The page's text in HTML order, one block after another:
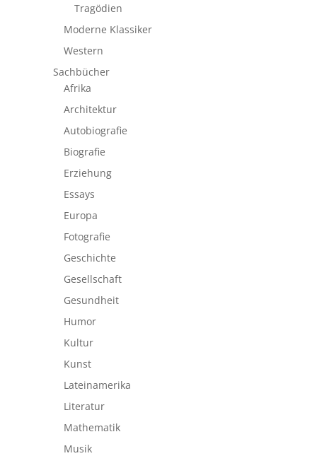
Tragödien
Moderne Klassiker
Western
Sachbücher
Afrika
Architektur
Autobiografie
Biografie
Erziehung
Essays
Europa
Fotografie
Geschichte
Gesellschaft
Gesundheit
Humor
Kultur
Kunst
Lateinamerika
Literatur
Mathematik
Musik